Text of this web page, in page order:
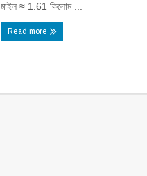
মাইল ≈ 1.61 কিলোম ...
Read more